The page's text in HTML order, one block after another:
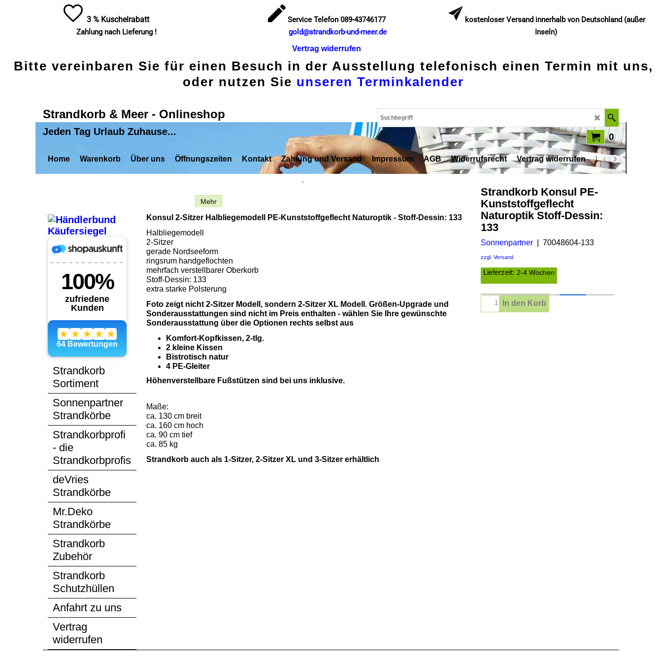
3 % Kuschelrabatt
Zahlung nach Lieferung !
Service Telefon 089-43746177
gold@strandkorb-und-meer.de
Vertrag widerrufen
kostenloser Versand innerhalb von Deutschland (außer
Inseln)
Bitte vereinbaren Sie für einen Besuch in der Ausstellung telefonisch einen Termin mit uns,
oder nutzen Sie unseren Terminkalender
Strandkorb & Meer - Onlineshop
Jeden Tag Urlaub Zuhause... 0
Home Warenkorb Über uns Öffnungszeiten Kontakt Zahlung und Versand Impressum AGB Widerrufsrecht Vertrag widerrufen Datenschutz
Strandkorb
Sortiment
Sonnenpartner
Strandkörbe
Strandkorbprofi
- die
Strandkorbprofis
deVries
Strandkörbe
Mr.Deko
Strandkörbe
Strandkorb
Zubehör
Strandkorb
Schutzhüllen
Anfahrt zu uns
Vertrag
widerrufen
Strandkorb Konsul PE-
Kunststoffgeflecht
Naturoptik Stoff-Dessin:
133
Sonnenpartner 70048604-133
zzgl. Versand
Lieferzeit: 2-4 Wochen
In den Korb
Mehr
Konsul 2-Sitzer Halbliegemodell PE-Kunststoffgeflecht Naturoptik - Stoff-Dessin: 133
Halbliegemodell
2-Sitzer
gerade Nordseeform
ringsrum handgeflochten
mehrfach verstellbarer Oberkorb
Stoff-Dessin: 133
extra starke Polsterung
Foto zeigt nicht 2-Sitzer Modell, sondern 2-Sitzer XL Modell. Größen-Upgrade und
Sonderausstattungen sind nicht im Preis enthalten - wählen Sie Ihre gewünschte
Sonderausstattung über die Optionen rechts selbst aus
Komfort-Kopfkissen, 2-tlg.
2 kleine Kissen
Bistrotisch natur
4 PE-Gleiter
Höhenverstellbare Fußstützen sind bei uns inklusive.
Maße:
ca. 130 cm breit
ca. 160 cm hoch
ca. 90 cm tief
ca. 85 kg
Strandkorb auch als 1-Sitzer, 2-Sitzer XL und 3-Sitzer erhältlich